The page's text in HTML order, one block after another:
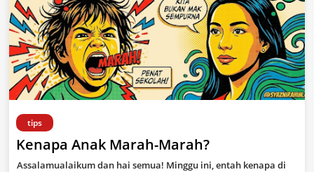
tips
Kenapa Anak Marah-Marah?
Assalamualaikum dan hai semua! Minggu ini, entah kenapa di